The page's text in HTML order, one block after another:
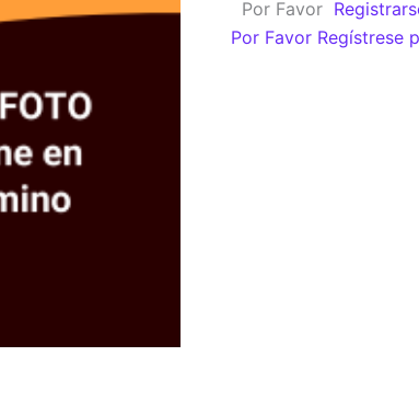
Por Favor
Por Favor Regístrese